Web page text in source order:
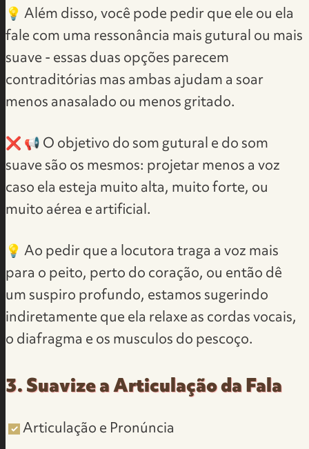
💡 ​Além disso, você pode pedir que ele ou ela
fale com uma ressonância mais gutural ou mais
suave - essas duas opções parecem
contraditórias mas ambas ajudam a soar
menos anasalado ou menos gritado.
❌ 📢 O objetivo do som gutural e do som
suave são os mesmos: projetar menos a voz
caso ela esteja muito alta, muito forte, ou
muito aérea e artificial.
💡 Ao pedir que a locutora traga a voz mais
para o peito, perto do coração, ou então dê
um suspiro profundo, estamos sugerindo
indiretamente que ela relaxe as cordas vocais,
o diafragma e os musculos do pescoço.
3. Suavize a Articulação da Fala
Articulação e Pronúncia